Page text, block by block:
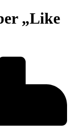
„Like